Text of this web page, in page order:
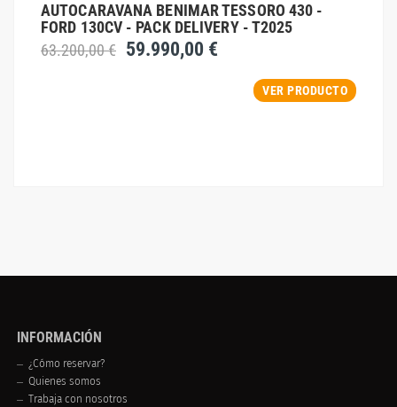
AUTOCARAVANA BENIMAR TESSORO 430 -
FORD 130CV - PACK DELIVERY - T2025
63.200,00 € 59.990,00 €
VER PRODUCTO
INFORMACIÓN
¿Cómo reservar?
Quienes somos
Trabaja con nosotros